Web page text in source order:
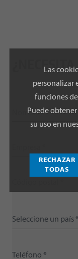
Seleccione un país *
Las
personalizar
funciones
Puede
su uso en
RECHAZAR
TODAS